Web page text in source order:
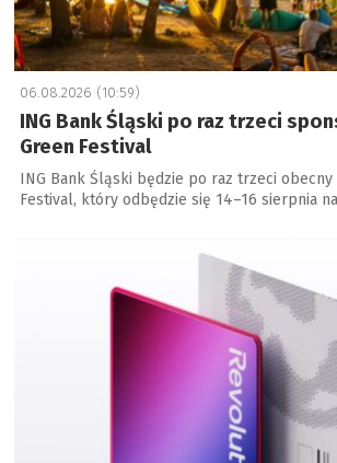
06.08.2026 (10:59)
ING Bank Śląski po raz trzeci
Green Festival
ING Bank Śląski będzie po raz trzeci obecny
Festival, który odbędzie się 14–16 sierpnia